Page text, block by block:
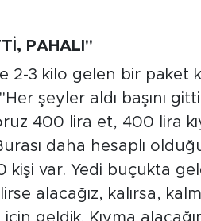
PAHALI"
2-3 kilo gelen bir paket
şeyler aldı başını gitti,
400 lira et, 400 lira
daha hesaplı
var. Yedi buçukta
alacağız, kalırsa,
için geldik. Kıyma